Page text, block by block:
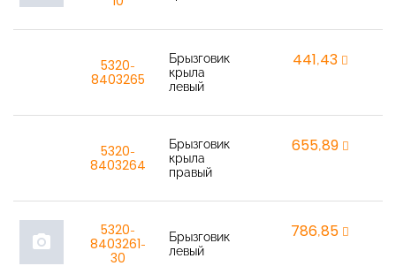
5320-
8403265
Брызговик
крыла
левый
441,43
5320-
8403264
Брызговик
крыла
правый
655,89
photo_camera
5320-
8403261-
30
Брызговик
левый
786,85